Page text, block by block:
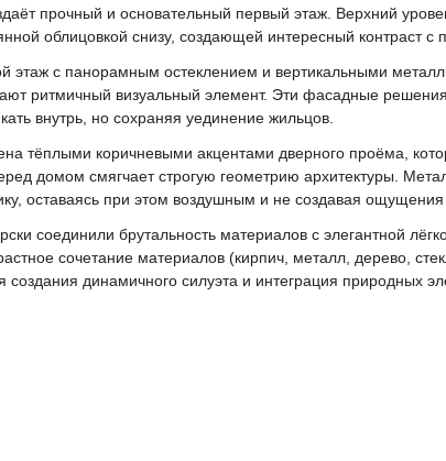
прочный и основательный первый этаж. Верхний
облицовкой снизу, создающей интересный контраст
этаж с панорамным остеклением и вертикальными
ритмичный визуальный элемент. Эти фасадные
внутрь, но сохраняя уединение жильцов.
тёплыми коричневыми акцентами дверного проёма,
домом смягчает строгую геометрию архитектуры.
оставаясь при этом воздушным и не создавая ощущения
соединили брутальность материалов с элегантной
сочетание материалов (кирпич, металл, дерево,
создания динамичного силуэта и интеграция природных